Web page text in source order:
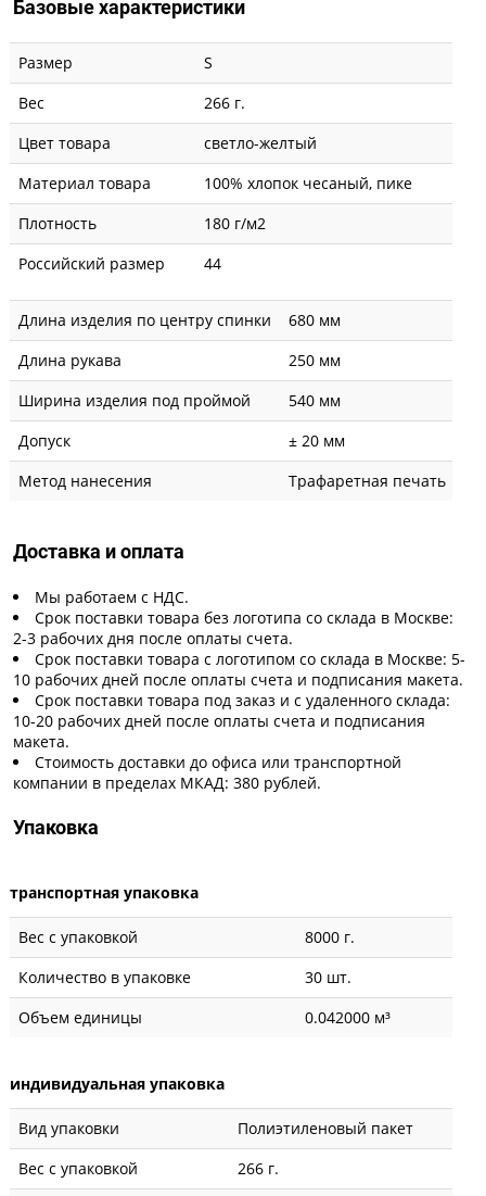
Базовые характеристики
Размер
S
Вес
266 г.
Цвет товара
светло-желтый
Материал товара
100% хлопок чесаный, пике
Плотность
180 г/м2
Российский размер
44
Длина изделия по центру спинки
680 мм
Длина рукава
250 мм
Ширина изделия под проймой
540 мм
Допуск
± 20 мм
Метод нанесения
Трафаретная печать
Доставка и оплата
Мы работаем с НДС.
Срок поставки товара без логотипа со склада в Москве:
2-3 рабочих дня после оплаты счета.
Срок поставки товара с логотипом со склада в Москве: 5-
10 рабочих дней после оплаты счета и подписания макета.
Срок поставки товара под заказ и с удаленного склада:
10-20 рабочих дней после оплаты счета и подписания
макета.
Стоимость доставки до офиса или транспортной
компании в пределах МКАД: 380 рублей.
Упаковка
транспортная упаковка
Вес с упаковкой
8000 г.
Количество в упаковке
30 шт.
Объем единицы
0.042000 м³
индивидуальная упаковка
Вид упаковки
Полиэтиленовый пакет
Вес с упаковкой
266 г.